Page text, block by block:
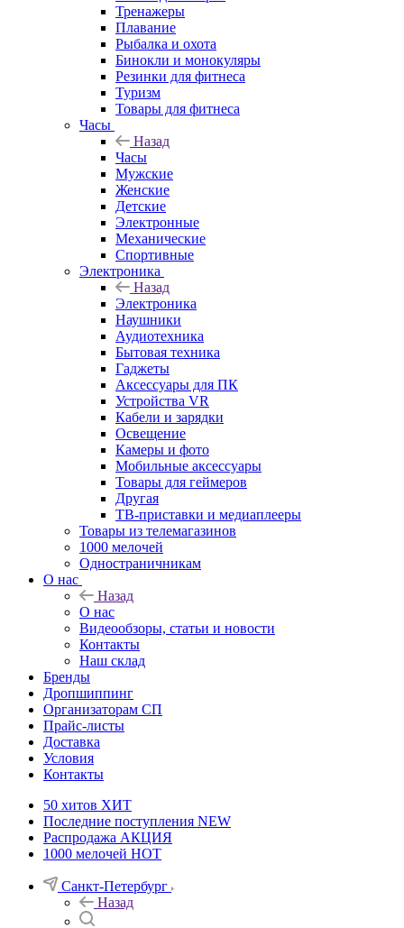
Тренажеры
Плавание
Рыбалка и охота
Бинокли и монокуляры
Резинки для фитнеса
Туризм
Товары для фитнеса
Часы
Назад
Часы
Мужские
Женские
Детские
Электронные
Механические
Спортивные
Электроника
Назад
Электроника
Наушники
Аудиотехника
Бытовая техника
Гаджеты
Аксессуары для ПК
Устройства VR
Кабели и зарядки
Освещение
Камеры и фото
Мобильные аксессуары
Товары для геймеров
Другая
ТВ-приставки и медиаплееры
Товары из телемагазинов
1000 мелочей
Одностраничникам
О нас
Назад
О нас
Видеообзоры, статьи и новости
Контакты
Наш склад
Бренды
Дропшиппинг
Организаторам СП
Прайс-листы
Доставка
Условия
Контакты
50 хитов ХИТ
Последние поступления NEW
Распродажа АКЦИЯ
1000 мелочей HOT
Санкт-Петербург
Назад